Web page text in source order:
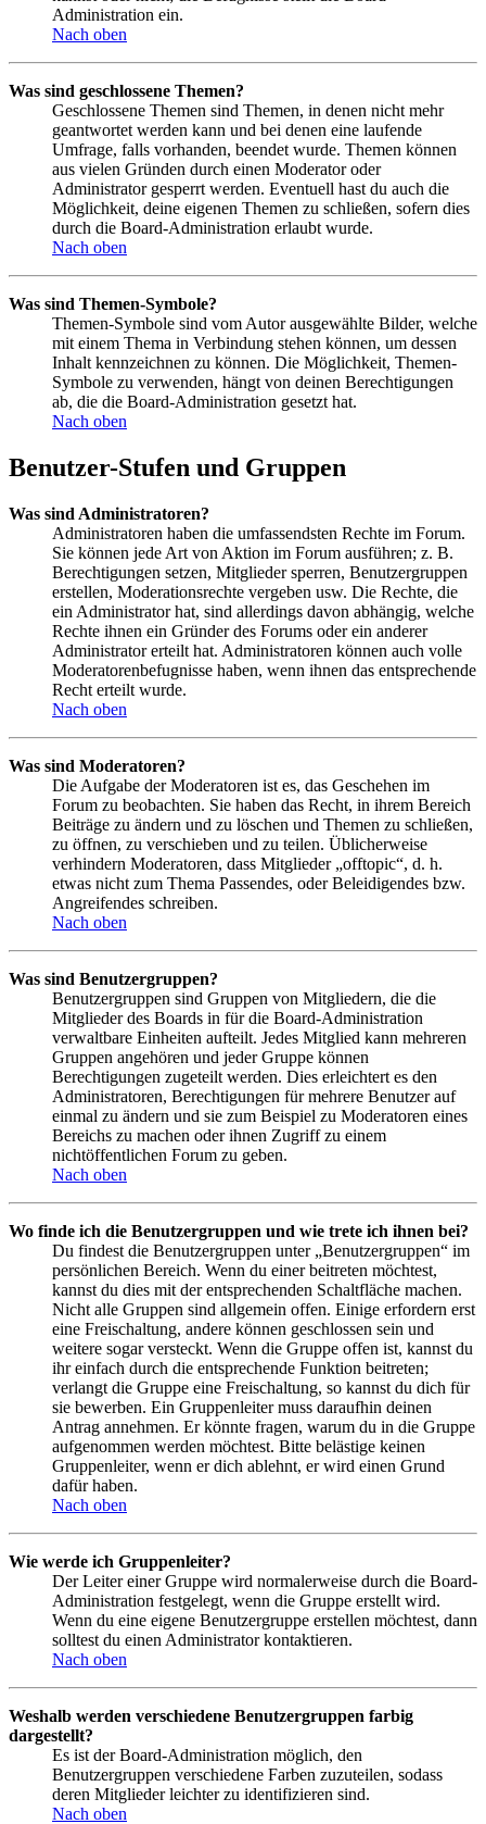
Administration ein.
Nach oben
Was sind geschlossene Themen?
Geschlossene Themen sind Themen, in denen nicht mehr
geantwortet werden kann und bei denen eine laufende
Umfrage, falls vorhanden, beendet wurde. Themen können
aus vielen Gründen durch einen Moderator oder
Administrator gesperrt werden. Eventuell hast du auch die
Möglichkeit, deine eigenen Themen zu schließen, sofern dies
durch die Board-Administration erlaubt wurde.
Nach oben
Was sind Themen-Symbole?
Themen-Symbole sind vom Autor ausgewählte Bilder, welche
mit einem Thema in Verbindung stehen können, um dessen
Inhalt kennzeichnen zu können. Die Möglichkeit, Themen-
Symbole zu verwenden, hängt von deinen Berechtigungen
ab, die die Board-Administration gesetzt hat.
Nach oben
Benutzer-Stufen und Gruppen
Was sind Administratoren?
Administratoren haben die umfassendsten Rechte im Forum.
Sie können jede Art von Aktion im Forum ausführen; z. B.
Berechtigungen setzen, Mitglieder sperren, Benutzergruppen
erstellen, Moderationsrechte vergeben usw. Die Rechte, die
ein Administrator hat, sind allerdings davon abhängig, welche
Rechte ihnen ein Gründer des Forums oder ein anderer
Administrator erteilt hat. Administratoren können auch volle
Moderatorenbefugnisse haben, wenn ihnen das entsprechende
Recht erteilt wurde.
Nach oben
Was sind Moderatoren?
Die Aufgabe der Moderatoren ist es, das Geschehen im
Forum zu beobachten. Sie haben das Recht, in ihrem Bereich
Beiträge zu ändern und zu löschen und Themen zu schließen,
zu öffnen, zu verschieben und zu teilen. Üblicherweise
verhindern Moderatoren, dass Mitglieder „offtopic“, d. h.
etwas nicht zum Thema Passendes, oder Beleidigendes bzw.
Angreifendes schreiben.
Nach oben
Was sind Benutzergruppen?
Benutzergruppen sind Gruppen von Mitgliedern, die die
Mitglieder des Boards in für die Board-Administration
verwaltbare Einheiten aufteilt. Jedes Mitglied kann mehreren
Gruppen angehören und jeder Gruppe können
Berechtigungen zugeteilt werden. Dies erleichtert es den
Administratoren, Berechtigungen für mehrere Benutzer auf
einmal zu ändern und sie zum Beispiel zu Moderatoren eines
Bereichs zu machen oder ihnen Zugriff zu einem
nichtöffentlichen Forum zu geben.
Nach oben
Wo finde ich die Benutzergruppen und wie trete ich ihnen bei?
Du findest die Benutzergruppen unter „Benutzergruppen“ im
persönlichen Bereich. Wenn du einer beitreten möchtest,
kannst du dies mit der entsprechenden Schaltfläche machen.
Nicht alle Gruppen sind allgemein offen. Einige erfordern erst
eine Freischaltung, andere können geschlossen sein und
weitere sogar versteckt. Wenn die Gruppe offen ist, kannst du
ihr einfach durch die entsprechende Funktion beitreten;
verlangt die Gruppe eine Freischaltung, so kannst du dich für
sie bewerben. Ein Gruppenleiter muss daraufhin deinen
Antrag annehmen. Er könnte fragen, warum du in die Gruppe
aufgenommen werden möchtest. Bitte belästige keinen
Gruppenleiter, wenn er dich ablehnt, er wird einen Grund
dafür haben.
Nach oben
Wie werde ich Gruppenleiter?
Der Leiter einer Gruppe wird normalerweise durch die Board-
Administration festgelegt, wenn die Gruppe erstellt wird.
Wenn du eine eigene Benutzergruppe erstellen möchtest, dann
solltest du einen Administrator kontaktieren.
Nach oben
Weshalb werden verschiedene Benutzergruppen farbig
dargestellt?
Es ist der Board-Administration möglich, den
Benutzergruppen verschiedene Farben zuzuteilen, sodass
deren Mitglieder leichter zu identifizieren sind.
Nach oben